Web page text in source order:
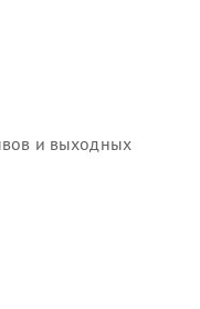
и выходных